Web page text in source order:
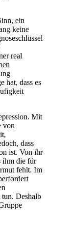
ein
keine
real
hat, dass es
Mit
von
dass
ist. Von ihr
ihm die für
fehlt. Im
Deshalb